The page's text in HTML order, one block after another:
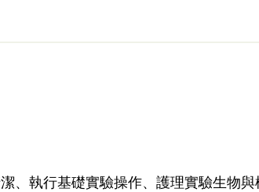
執行基礎實驗操作、護理實驗生物與